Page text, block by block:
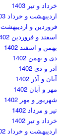
خرداد و تیر 1403
اردیبهشت و خرداد 1403
فروردین و اردیبهشت 1403
اسفند و فروردین 1402
بهمن و اسفند 1402
دی و بهمن 1402
آذر و دی 1402
آبان و آذر 1402
مهر و آبان 1402
شهریور و مهر 1402
تیر و مرداد 1402
خرداد و تیر 1402
اردیبهشت و خرداد 1402